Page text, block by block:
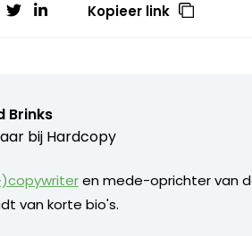
Kopieer link
Brinks
bij Hardcopy
)copywriteren mede-oprichter van
van korte bio's.